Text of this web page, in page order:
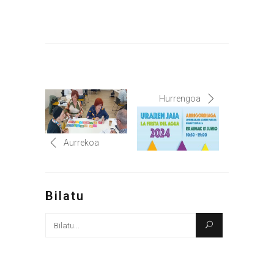
Aurrekoa
Hurrengoa
Bilatu
Bilatu